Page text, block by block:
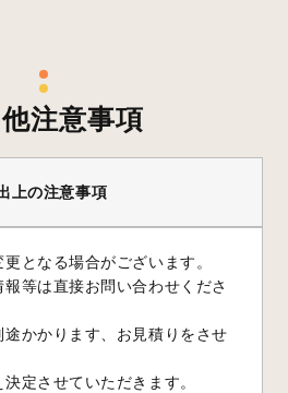
注意事項
上の注意事項
となる場合がございます。
報等は直接お問い合わせくださ
途かかります、お見積りをさせ
定させていただきます。